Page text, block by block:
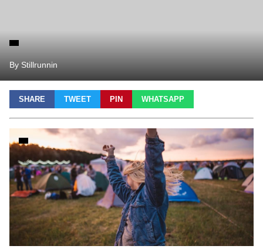
By Stillrunnin
SHARE TWEET PIN WHATSAPP